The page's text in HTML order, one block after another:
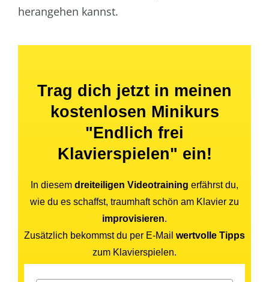
herangehen kannst.
Trag dich jetzt in meinen
kostenlosen Minikurs
"Endlich frei
Klavierspielen" ein!
In diesem dreiteiligen Videotraining erfährst du,
wie du es schaffst, traumhaft schön am Klavier zu
improvisieren.
Zusätzlich bekommst du per E-Mail wertvolle Tipps
zum Klavierspielen.